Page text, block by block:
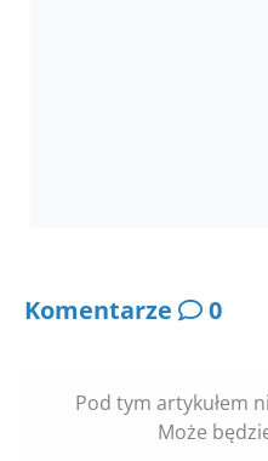
Komentarze 0
Pod tym artykułem
Może